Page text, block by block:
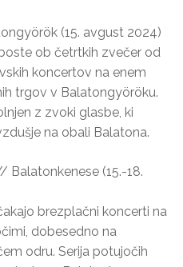
(15. avgust 2024)
ob četrtkih zvečer od
koncertov na enem
trgov v Balatongyöröku.
z zvoki glasbe, ki
na obali Balatona.
Balatonkenese (15.-18.
brezplačni koncerti na
dobesedno na
odru. Serija potujočih